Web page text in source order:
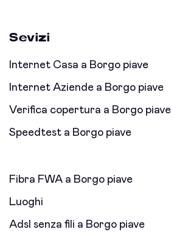
Sevizi
Internet Casa a Borgo piave
Internet Aziende a Borgo piave
Verifica copertura a Borgo piave
Speedtest a Borgo piave
Fibra FWA a Borgo piave
Luoghi
Adsl senza fili a Borgo piave